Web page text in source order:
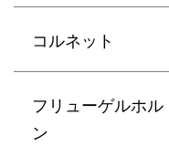
コルネット
フリューゲルホル
ン